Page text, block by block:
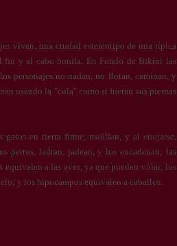
viven, una ciudad estereotipo de una típica
fin y al cabo bonita. En Fondo de Bikini las
personajes no nadan, no flotan, caminan, y
usando la "cola" como si fueran sus piernas
en tierra firme, maúllan, y al enojarse,
perros, ladran, jadean, y los encadenan; las
equivalen a las aves, ya que pueden volar; los
y los hipocampos equivalen a caballos.